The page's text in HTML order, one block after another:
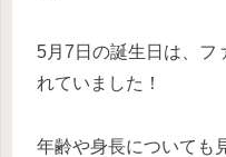
5月7日の誕生日は、フ
れていました！
年齢や身長についても